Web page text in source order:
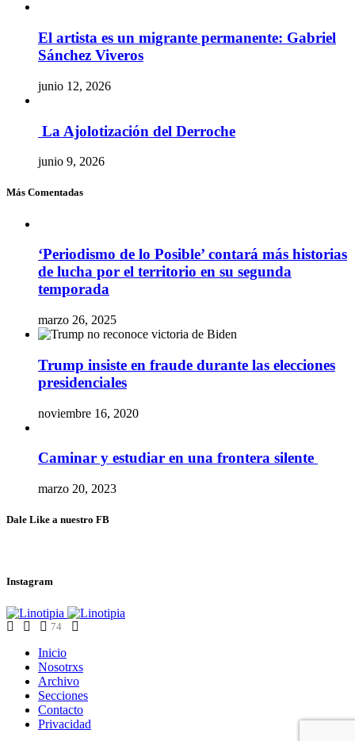
El artista es un migrante permanente: Gabriel
Sánchez Viveros
junio 12, 2026
La Ajolotización del Derroche
junio 9, 2026
Más Comentadas
‘Periodismo de lo Posible’ contará más historias
de lucha por el territorio en su segunda
temporada
marzo 26, 2025
Trump insiste en fraude durante las elecciones
presidenciales
noviembre 16, 2020
Caminar y estudiar en una frontera silente
marzo 20, 2023
Dale Like a nuestro FB
Instagram
74
Inicio
Nosotrxs
Archivo
Secciones
Contacto
Privacidad